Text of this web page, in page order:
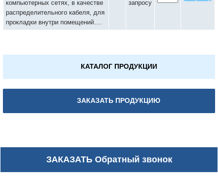
компьютерных сетях, в качестве
распределительного кабеля, для
прокладки внутри помещений….
запросу
КАТАЛОГ ПРОДУКЦИИ
ЗАКАЗАТЬ ПРОДУКЦИЮ
ЗАКАЗАТЬОбратный звонок